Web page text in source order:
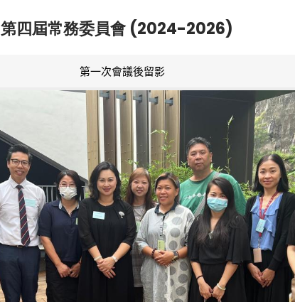
第四屆常務委員會 (2024-2026)
第一次會議後留影